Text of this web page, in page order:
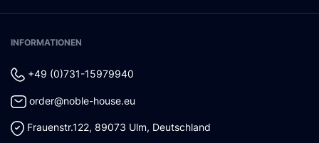
INFORMATIONEN
+49 (0)731-15979940
order@noble-house.eu
Frauenstr.122, 89073 Ulm, Deutschland